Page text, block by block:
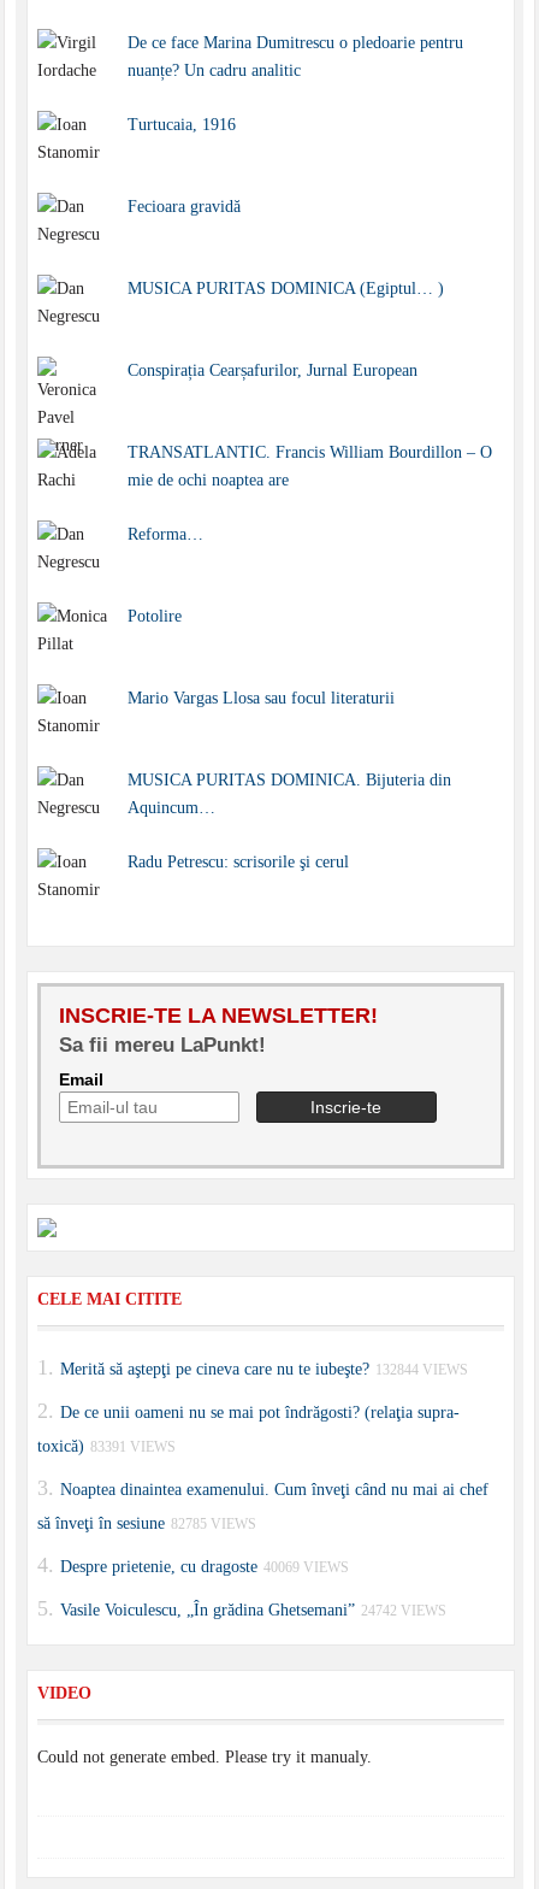
De ce face Marina Dumitrescu o pledoarie pentru
nuanțe? Un cadru analitic
Turtucaia, 1916
Fecioara gravidă
MUSICA PURITAS DOMINICA (Egiptul… )
Conspirația Cearșafurilor, Jurnal European
TRANSATLANTIC. Francis William Bourdillon – O
mie de ochi noaptea are
Reforma…
Potolire
Mario Vargas Llosa sau focul literaturii
MUSICA PURITAS DOMINICA. Bijuteria din
Aquincum…
Radu Petrescu: scrisorile şi cerul
INSCRIE-TE LA NEWSLETTER!
Sa fii mereu LaPunkt!
Email
CELE MAI CITITE
Merită să aştepţi pe cineva care nu te iubeşte? 132844 VIEWS
De ce unii oameni nu se mai pot îndrăgosti? (relaţia supra-
toxică) 83391 VIEWS
Noaptea dinaintea examenului. Cum înveţi când nu mai ai chef
să înveţi în sesiune 82785 VIEWS
Despre prietenie, cu dragoste 40069 VIEWS
Vasile Voiculescu, „În grădina Ghetsemani” 24742 VIEWS
VIDEO
Could not generate embed. Please try it manualy.